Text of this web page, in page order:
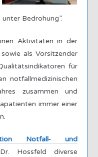
Bedrohung”.
Aktivitäten in der
sowie als Vorsitzender
für
notfallmedizinischen
zusammen und
immer einer
Notfall- und
Hossfeld diverse